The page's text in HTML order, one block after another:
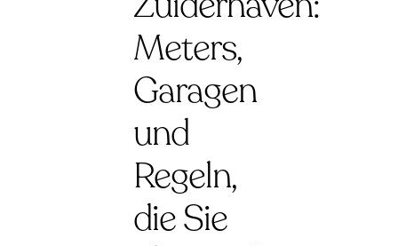
Meters,
Garagen
und
Regeln,
die Sie